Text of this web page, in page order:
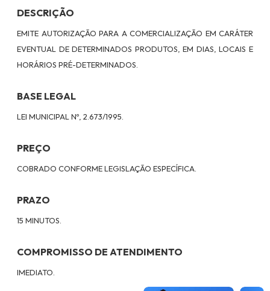
DESCRIÇÃO
EMITE AUTORIZAÇÃO PARA A COMERCIALIZAÇÃO EM CARÁTER
EVENTUAL DE DETERMINADOS PRODUTOS, EM DIAS, LOCAIS E
HORÁRIOS PRÉ-DETERMINADOS.
BASE LEGAL
LEI MUNICIPAL Nº, 2.673/1995.
PREÇO
COBRADO CONFORME LEGISLAÇÃO ESPECÍFICA.
PRAZO
15 MINUTOS.
COMPROMISSO DE ATENDIMENTO
IMEDIATO.